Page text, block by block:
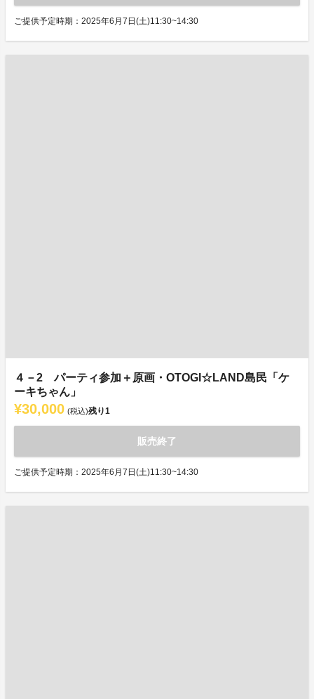
ご提供予定時期：2025年6月7日(土)11:30~14:30
４－2 パーティ参加＋原画・OTOGI☆LAND島民「ケ
ーキちゃん」
¥30,000 (税込)残り1
販売終了
ご提供予定時期：2025年6月7日(土)11:30~14:30